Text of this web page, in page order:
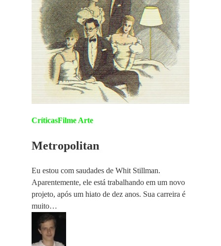
CríticasFilme Arte
Metropolitan
Eu estou com saudades de Whit Stillman.
Aparentemente, ele está trabalhando em um novo
projeto, após um hiato de dez anos. Sua carreira é
muito…